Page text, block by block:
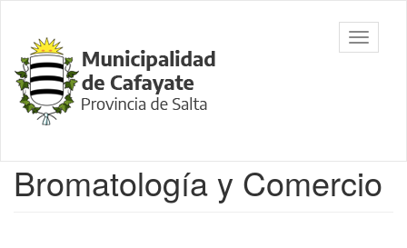
contenido
principal
Municipalidad
de Cafayate,
Salta
barra
Contenido
Bromatología y Comercio